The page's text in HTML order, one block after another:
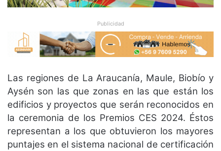
Publicidad
Las regiones de La Araucanía, Maule, Biobío y
Aysén son las que zonas en las que están los
edificios y proyectos que serán reconocidos en
la ceremonia de los Premios CES 2024. Éstos
representan a los que obtuvieron los mayores
puntajes en el sistema nacional de certificación